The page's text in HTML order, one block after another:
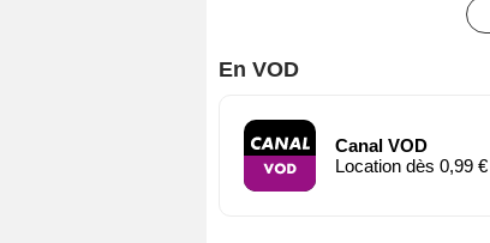
En VOD
Canal VOD
Location dès 0,99 €